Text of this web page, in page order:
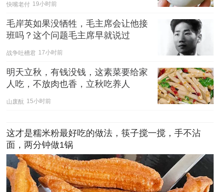
快嘴老付 19小时前
毛岸英如果没牺牲，毛主席会让他接
班吗？这个问题毛主席早就说过
战争吐槽君 17小时前
明天立秋，有钱没钱，这素菜要给家
人吃，不放肉也香，立秋吃养人
山废酛 15小时前
这才是糯米粉最好吃的做法，筷子搅一搅，手不沾
面，两分钟做1锅